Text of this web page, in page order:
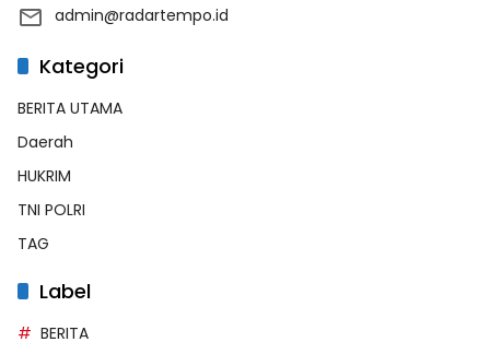
admin@radartempo.id
Kategori
BERITA UTAMA
Daerah
HUKRIM
TNI POLRI
TAG
Label
BERITA